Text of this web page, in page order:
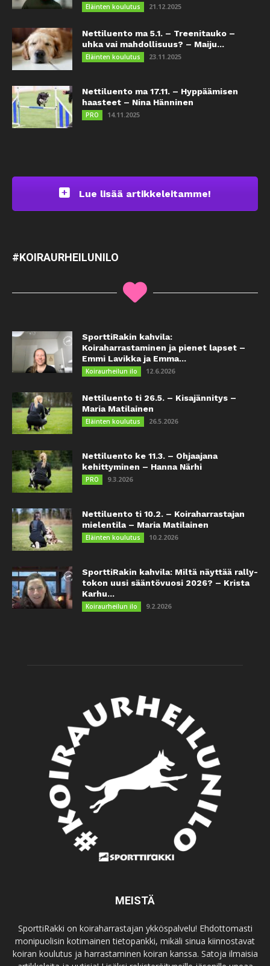
Eläinten koulutus 21.12.2025
Nettiluento ma 5.1. – Treenitauko –
uhka vai mahdollisuus? – Maiju...
Eläinten koulutus 23.11.2025
Nettiluento ma 17.11. – Hyppäämisen
haasteet – Nina Hänninen
PRO 14.11.2025
Lue lisää artikkeleitamme!
#KOIRAURHEILUNILO
SporttiRakin kahvila:
Koiraharrastaminen ja pienet lapset –
Emmi Lavikka ja Emma...
Koiraurheilun ilo 12.6.2026
Nettiluento ti 26.5. – Kisajännitys –
Maria Matilainen
Eläinten koulutus 26.5.2026
Nettiluento ke 11.3. – Ohjaajana
kehittyminen – Hanna Närhi
PRO 9.3.2026
Nettiluento ti 10.2. – Koiraharrastajan
mielentila – Maria Matilainen
Eläinten koulutus 10.2.2026
SporttiRakin kahvila: Miltä näyttää rally-
tokon uusi sääntövuosi 2026? – Krista
Karhu...
Koiraurheilun ilo 9.2.2026
MEISTÄ
SporttiRakki on koiraharrastajan ykköspalvelu! Ehdottomasti
monipuolisin kotimainen tietopankki, mikäli sinua kiinnostavat
koiran koulutus ja harrastaminen koiran kanssa. Satoja ilmaisia